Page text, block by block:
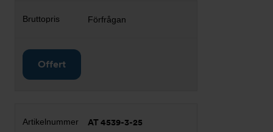
Förfrågan
Offert
AT 4539-3-25